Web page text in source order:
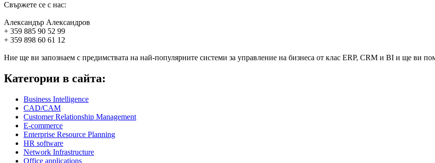
Свържете се с нас:
Александър Александров
+ 359 885 90 52 99
+ 359 898 60 61 12
Ние ще ви запознаем с предимствата на най-популярните системи за управление на бизнеса от клас ERP, CRM и BI и ще ви
Категории в сайта:
Business Intelligence
CAD/CAM
Customer Relationship Management
E-commerce
Enterprise Resource Planning
HR software
Network Infrastructure
Office applications